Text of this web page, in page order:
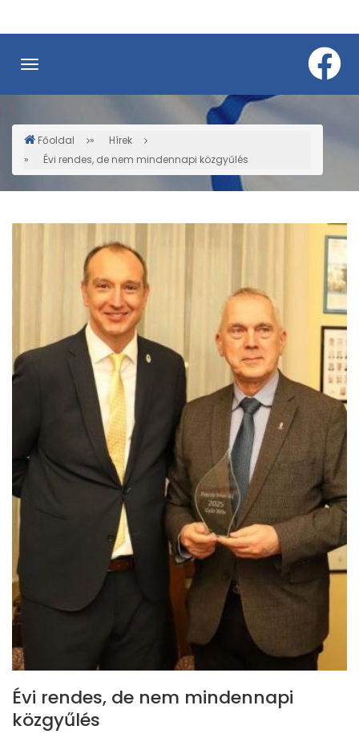
Morzsa
Főoldal
Hírek
Évi rendes, de nem mindennapi közgyűlés
Évi rendes, de nem mindennapi
közgyűlés